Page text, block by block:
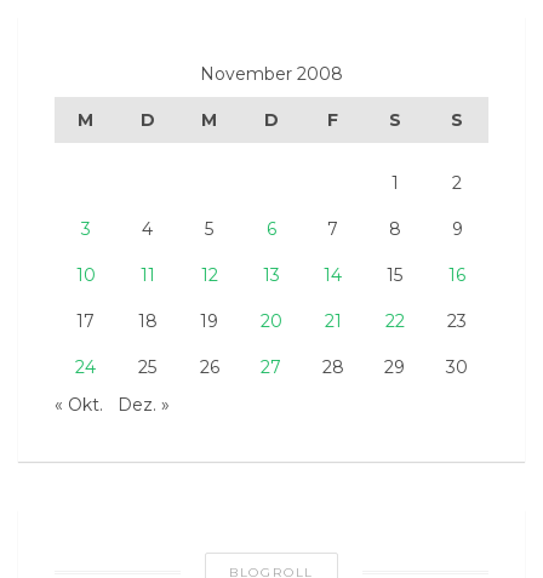
November 2008
M D M D F S S
1 2
3 4 5 6 7 8 9
10 11 12 13 14 15 16
17 18 19 20 21 22 23
24 25 26 27 28 29
30
« Okt.
Dez. »
BLOGROLL